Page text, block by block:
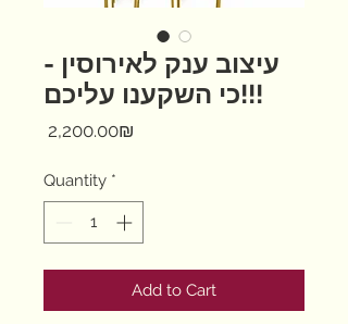
עיצוב ענק לאירוסין -
כי השקענו עליכם!!!
‏2,200.00 ‏₪
Quantity *
Add to Cart